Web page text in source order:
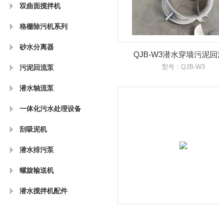
双曲面搅拌机
格栅除污机系列
砂水分离器
污泥回流泵
潜水轴流泵
一体化污水处理设备
刮吸泥机
潜水排污泵
螺旋输送机
潜水搅拌机配件
QJB-W3潜水穿墙污泥
型号：QJB-W3